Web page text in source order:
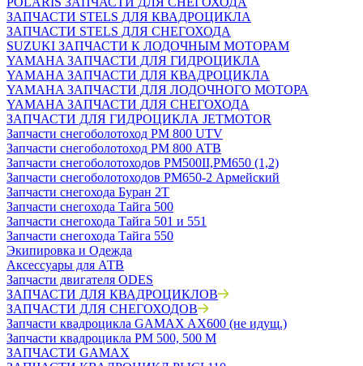
ЗАПЧАСТИ STELS ДЛЯ КВАДРОЦИКЛА
ЗАПЧАСТИ STELS ДЛЯ СНЕГОХОДА
SUZUKI ЗАПЧАСТИ К ЛОДОЧНЫМ МОТОРАМ
YAMAHA ЗАПЧАСТИ ДЛЯ ГИДРОЦИКЛА
YAMAHA ЗАПЧАСТИ ДЛЯ КВАДРОЦИКЛА
YAMAHA ЗАПЧАСТИ ДЛЯ ЛОДОЧНОГО МОТОРА
YAMAHA ЗАПЧАСТИ ДЛЯ СНЕГОХОДА
ЗАПЧАСТИ ДЛЯ ГИДРОЦИКЛА JETMOTOR
Запчасти снегоболотоход РМ 800 UTV
Запчасти снегоболотоход РМ 800 АТВ
Запчасти снегоболотоходов РМ500II,РМ650 (1,2)
Запчасти снегоболотоходов РМ650-2 Армейский
Запчасти снегохода Буран 2Т
Запчасти снегохода Тайга 500
Запчасти снегохода Тайга 501 и 551
Запчасти снегохода Тайга 550
Экипировка и Одежда
Аксессуары для АТВ
Запчасти двигателя ODES
ЗАПЧАСТИ ДЛЯ КВАДРОЦИКЛОВ
ЗАПЧАСТИ ДЛЯ СНЕГОХОДОВ
Запчасти квадроцикла GAMAX AX600 (не идущ.)
Запчасти квадроцикла РМ 500, 500 М
ЗАПЧАСТИ GAMAX